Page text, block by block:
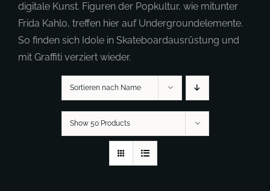
Kontakt
digitale Kunst. Figuren der Popkultur, wie mitunter
Frida Kahlo, treffen hier auf Undergroundelemente.
So finden sich Idole in Skateboardausrüstung und
mit Graffiti verziert wieder.
Sortieren nach Name
Show 50 Products